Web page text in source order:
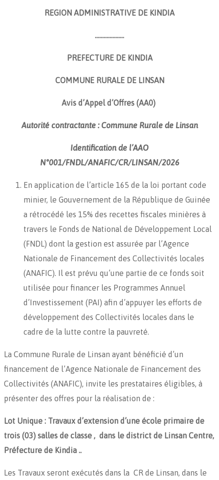
REGION ADMINISTRATIVE DE KINDIA
………………..
PREFECTURE DE KINDIA
COMMUNE RURALE DE LINSAN
Avis d’Appel d’Offres (AA0)
Autorité contractante : Commune Rurale de Linsan
Identification de l’AAO
N°001/FNDL/ANAFIC/CR/LINSAN/2026
En application de l’article 165 de la loi portant code
minier, le Gouvernement de la République de Guinée
a rétrocédé les 15% des recettes fiscales minières à
travers le Fonds de National de Développement Local
(FNDL) dont la gestion est assurée par l’Agence
Nationale de Financement des Collectivités locales
(ANAFIC). Il est prévu qu’une partie de ce fonds soit
utilisée pour financer les Programmes Annuel
d’Investissement (PAI) afin d’appuyer les efforts de
développement des Collectivités locales dans le
cadre de la lutte contre la pauvreté.
La Commune Rurale de Linsan ayant bénéficié d’un
financement de l’Agence Nationale de Financement des
Collectivités (ANAFIC), invite les prestataires éligibles, à
présenter des offres pour la réalisation de :
Lot Unique : Travaux d’extension d’une école primaire de
trois (03) salles de classe , dans le district de Linsan Centre,
Préfecture de Kindia ..
Les Travaux seront exécutés dans la CR de Linsan, dans le